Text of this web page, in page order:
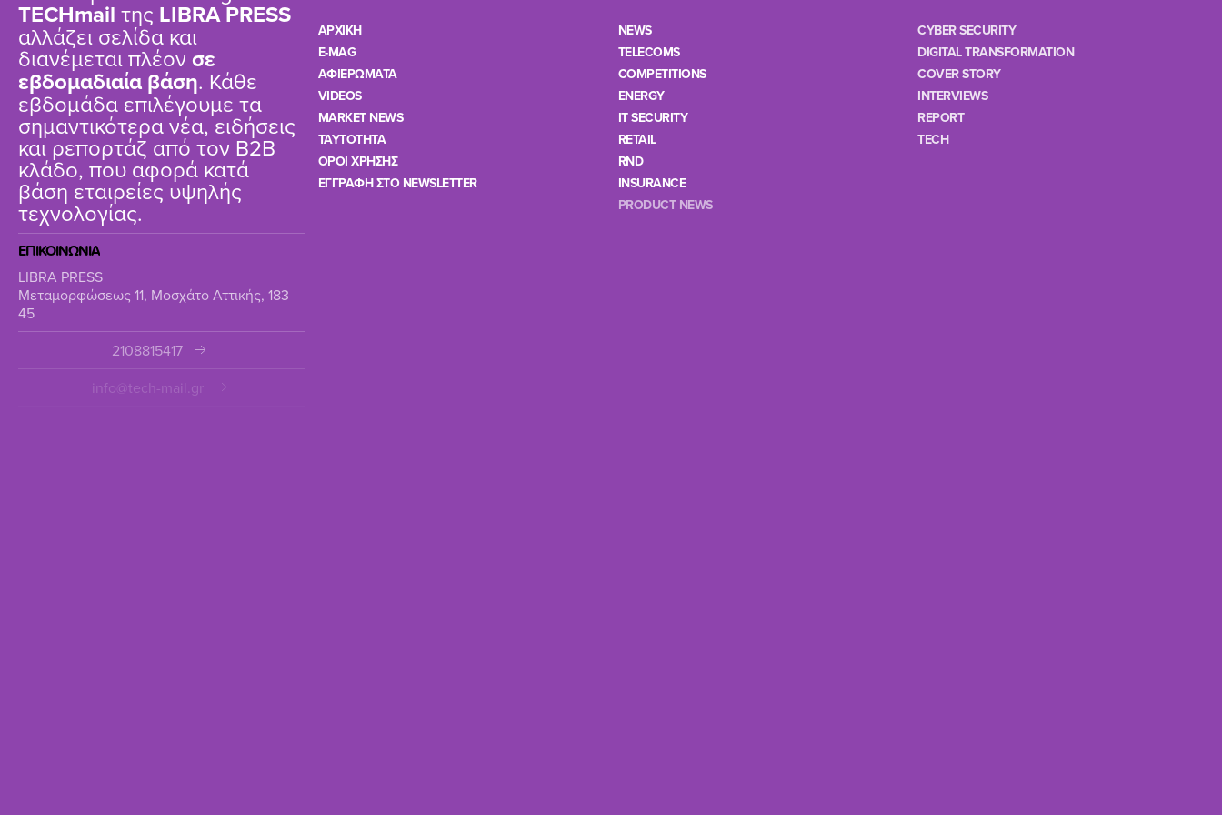
TΕCHmail της LIBRA PRESS
αλλάζει σελίδα και
διανέμεται πλέον σε
εβδομαδιαία βάση. Κάθε
εβδομάδα επιλέγουμε τα
σημαντικότερα νέα, ειδήσεις
και ρεπορτάζ από τον B2B
κλάδο, που αφορά κατά
βάση εταιρείες υψηλής
τεχνολογίας.
ΕΠΙΚΟΙΝΩΝΙΑ
LIBRA PRESS
Μεταμορφώσεως 11, Μοσχάτο Αττικής, 183
45
2108815417
info@tech-mail.gr
ΑΡΧΙΚΗ
E-MAG
ΑΦΙΕΡΩΜΑΤΑ
VIDEOS
MARKET NEWS
TAYTOTHTA
ΟΡΟΙ ΧΡΗΣΗΣ
ΕΓΓΡΑΦΗ ΣΤΟ NEWSLETTER
NEWS
TELECOMS
COMPETITIONS
ENERGY
IT SECURITY
RETAIL
RND
INSURANCE
PRODUCT NEWS
CYBER SECURITY
DIGITAL TRANSFORMATION
COVER STORY
INTERVIEWS
REPORT
TECH